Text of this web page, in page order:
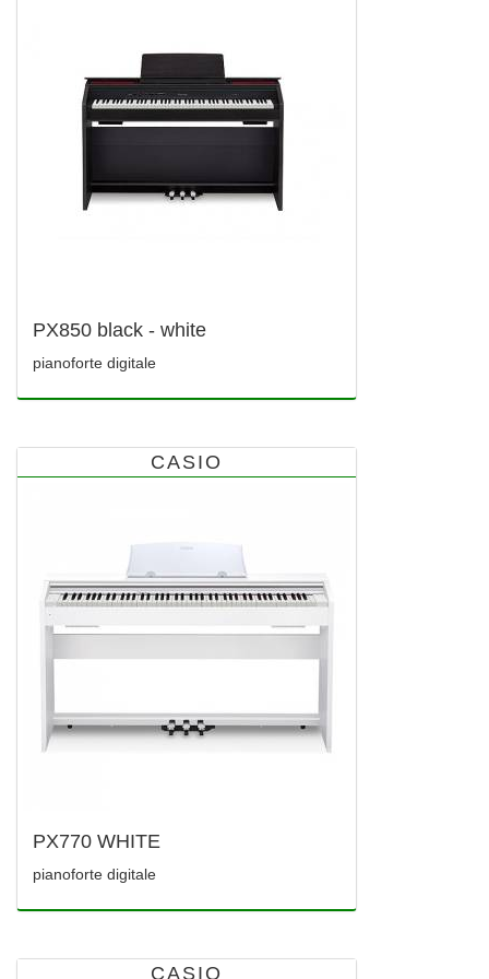
PX850 black - white
pianoforte digitale
CASIO
PX770 WHITE
pianoforte digitale
CASIO